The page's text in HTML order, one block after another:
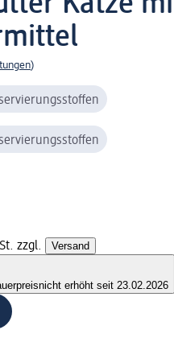
)
zzgl. Versand
nicht erhöht seit 23.02.2026